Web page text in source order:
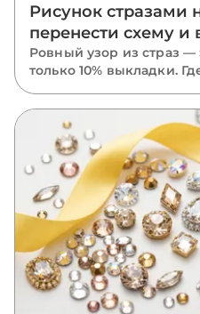
Рисунок стразами
перенести схему
ровно
Ровный узор из страз —
только 10% выкладки.
трафаретом или
класть камни и почему
растянутую ткань.